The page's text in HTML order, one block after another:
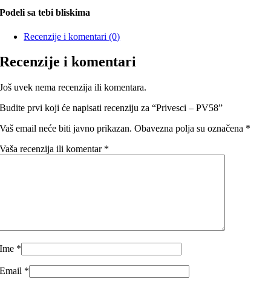
Podeli sa tebi bliskima
Recenzije i komentari (0)
Recenzije i komentari
Još uvek nema recenzija ili komentara.
Budite prvi koji će napisati recenziju za “Privesci – PV58”
Vaš email neće biti javno prikazan. Obavezna polja su označena *
Vaša recenzija ili komentar *
Ime *
Email *